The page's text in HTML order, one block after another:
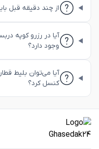
از چند دقیقه قبل
آیا در رزرو کوپه
وجود دارد؟
کنسل کرد؟